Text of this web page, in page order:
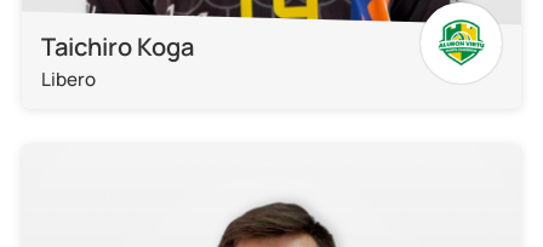
Taichiro Koga
Libero